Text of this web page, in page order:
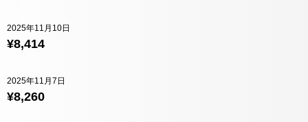
¥8,414
2025年11月10日
¥8,260
2025年11月7日